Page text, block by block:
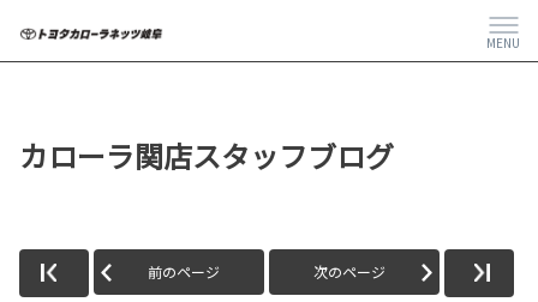
MENU
カローラ関店スタッフブログ
前のページ 次のページ